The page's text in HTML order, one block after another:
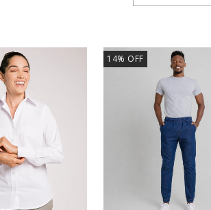
14% OFF